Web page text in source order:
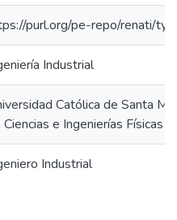
purl.org/pe-repo/renati/
Industrial
Católica de Santa
Ciencias e Ingenierías Físicas
Industrial